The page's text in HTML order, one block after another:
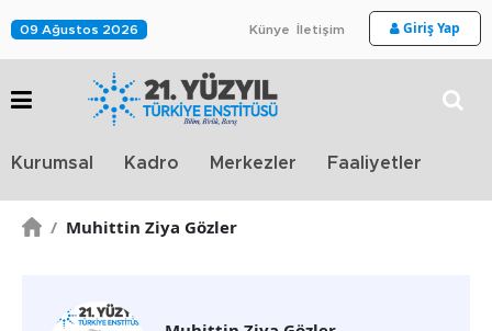
09 Ağustos 2026 Künye İletişim Giriş Yap
Kurumsal Kadro Merkezler Faaliyetler
/ Muhittin Ziya Gözler